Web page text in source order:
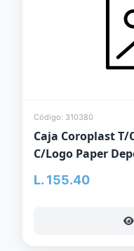
Código: 310380
Caja Coroplast T/
C/Logo Paper
L. 155.40